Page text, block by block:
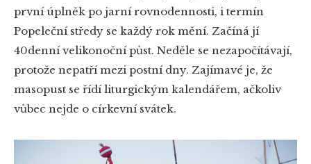
první úplněk po jarní rovnodennosti, i termín
Popeleční středy se každý rok mění. Začíná jí
40denní velikonoční půst. Neděle se nezapočítávají,
protože nepatří mezi postní dny. Zajímavé je, že
masopust se řídí liturgickým kalendářem, ačkoliv
vůbec nejde o církevní svátek.